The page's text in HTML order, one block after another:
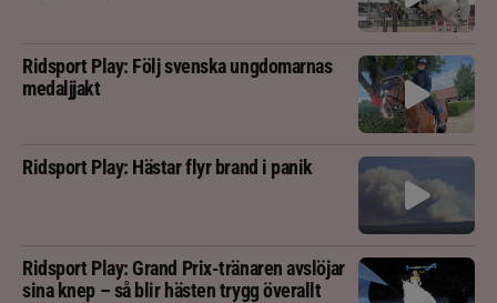
Ridsport Play: Följ svenska ungdomarnas
medaljjakt
Ridsport Play: Hästar flyr brand i panik
Ridsport Play: Grand Prix-tränaren avslöjar
sina knep – så blir hästen trygg överallt